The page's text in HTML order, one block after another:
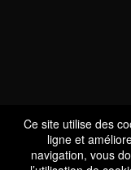
Ce site utilise des
ligne et
navigation, vous